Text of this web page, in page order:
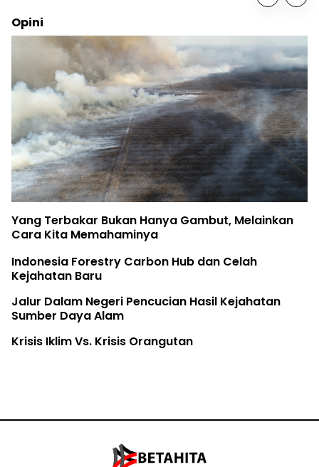
Opini
Yang Terbakar Bukan Hanya Gambut, Melainkan
Cara Kita Memahaminya
Indonesia Forestry Carbon Hub dan Celah
Kejahatan Baru
Jalur Dalam Negeri Pencucian Hasil Kejahatan
Sumber Daya Alam
Krisis Iklim Vs. Krisis Orangutan